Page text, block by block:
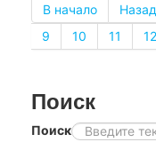
В начало Назад
9
10 11 12
Поиск
Поиск